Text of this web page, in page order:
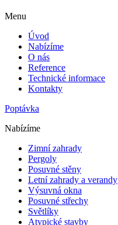
Menu
Úvod
Nabízíme
O nás
Reference
Technické informace
Kontakty
Poptávka
Nabízíme
Zimní zahrady
Pergoly
Posuvné stěny
Letní zahrady a verandy
Výsuvná okna
Posuvné střechy
Světlíky
Atypické stavby